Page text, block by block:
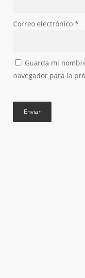
Correo electrónico *
Guarda mi
navegador para la